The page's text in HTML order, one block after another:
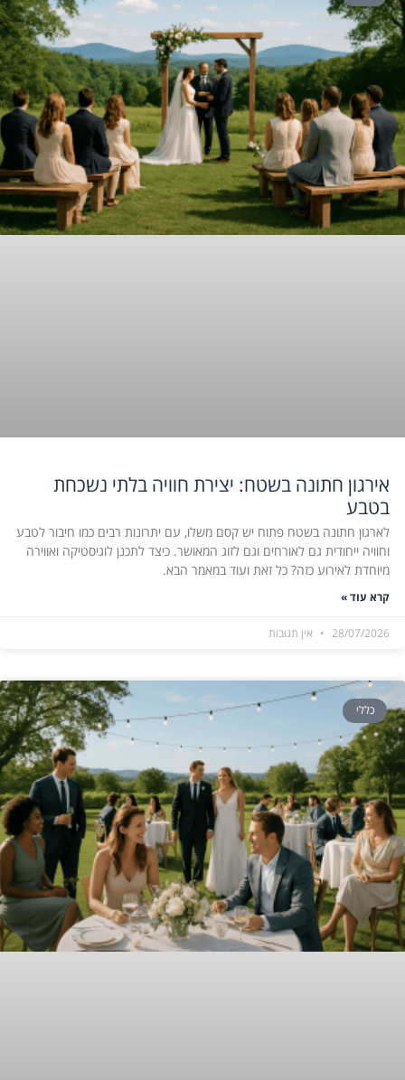
אירגון חתונה בשטח: יצירת חוויה בלתי נשכחת
בטבע
לארגון חתונה בשטח פתוח יש קסם משלו, עם יתרונות רבים כמו חיבור לטבע
וחוויה ייחודית גם לאורחים וגם לזוג המאושר. כיצד לתכנן לוגיסטיקה ואווירה
מיוחדת לאירוע כזה? כל זאת ועוד במאמר הבא.
קרא עוד »
28/07/2026 אין תגובות
כללי